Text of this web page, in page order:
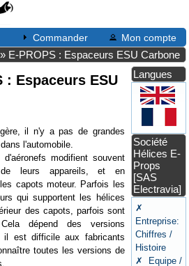
Commander Mon compte
» E-PROPS : Espaceurs ESU Carbone
: Espaceurs ESU
il n'y a pas de grandes
l'automobile.
d'aéronefs modifient souvent
leurs appareils, et en
capots moteur. Parfois les
qui supportent les hélices
des capots, parfois sont
dépend des versions
il est difficile aux fabricants
toutes les versions de
Langues
Société
Hélices E-
Props
[SAS
Electravia]
✗
Entreprise:
Chiffres /
Histoire
✗ Equipe /